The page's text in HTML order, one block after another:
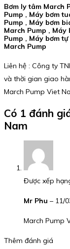
Bơm ly tâm March
Pump , Máy bơm
Pump , Máy bơm
March Pump , Máy
Pump , Máy bơm
March Pump
Liên hệ : Công ty
và thời gian giao
March Pump Viet
Có 1 đánh
Nam
Được xếp
Mr Phu – 11/
March Pump
Thêm đánh giá